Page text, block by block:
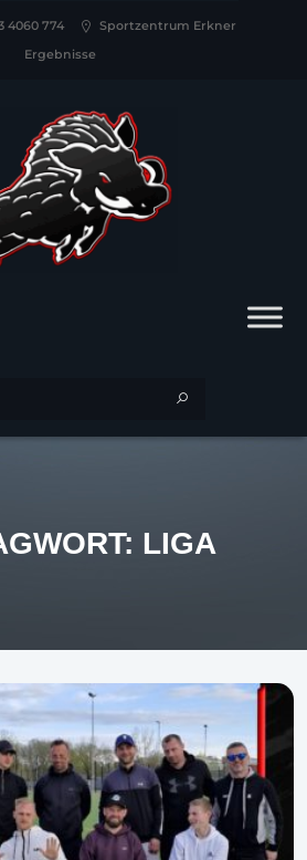
4060 774
Sportzentrum Erkner
Ergebnisse
LIGA